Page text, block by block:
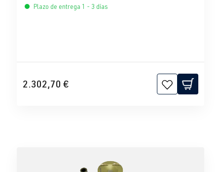
Plazo de entrega 1 - 3 días
2.302,70 €